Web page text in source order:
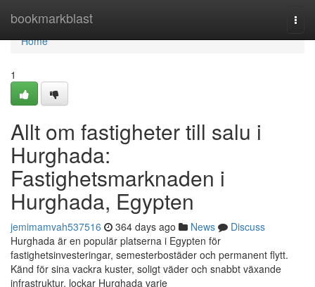
bookmarkblast
Home
Home
1
Allt om fastigheter till salu i
Hurghada:
Fastighetsmarknaden i
Hurghada, Egypten
jemimamvah537516 364 days ago News
Discuss
Hurghada är en populär platserna i Egypten för
fastighetsinvesteringar, semesterbostäder och permanent flytt.
Känd för sina vackra kuster, soligt väder och snabbt växande
infrastruktur, lockar Hurghada varje